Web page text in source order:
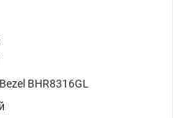
BHR8316GL